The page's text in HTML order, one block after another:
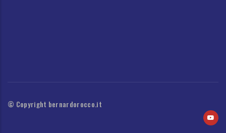
© Copyright bernardorocco.it